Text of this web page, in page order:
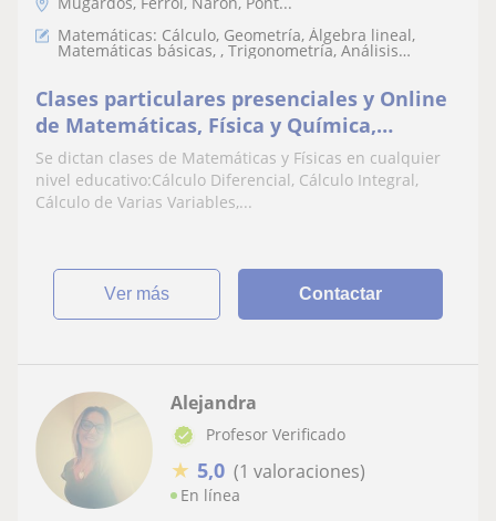
Matemáticas: Cálculo, Geometría, Álgebra lineal,
Matemáticas básicas, , Trigonometría, Análisis
Clases particulares presenciales y Online
de Matemáticas, Física y Química,
Álgebra, Cálculo, Estadística, Ecuaciones
Diferenciales
Se dictan clases de Matemáticas y Físicas en cualquier
nivel educativo:Cálculo Diferencial, Cálculo Integral,
Cálculo de Varias Variables,...
ver más Contactar
Alejandra
Profesor Verificado
★ 5,0 (1 valoraciones)
En línea